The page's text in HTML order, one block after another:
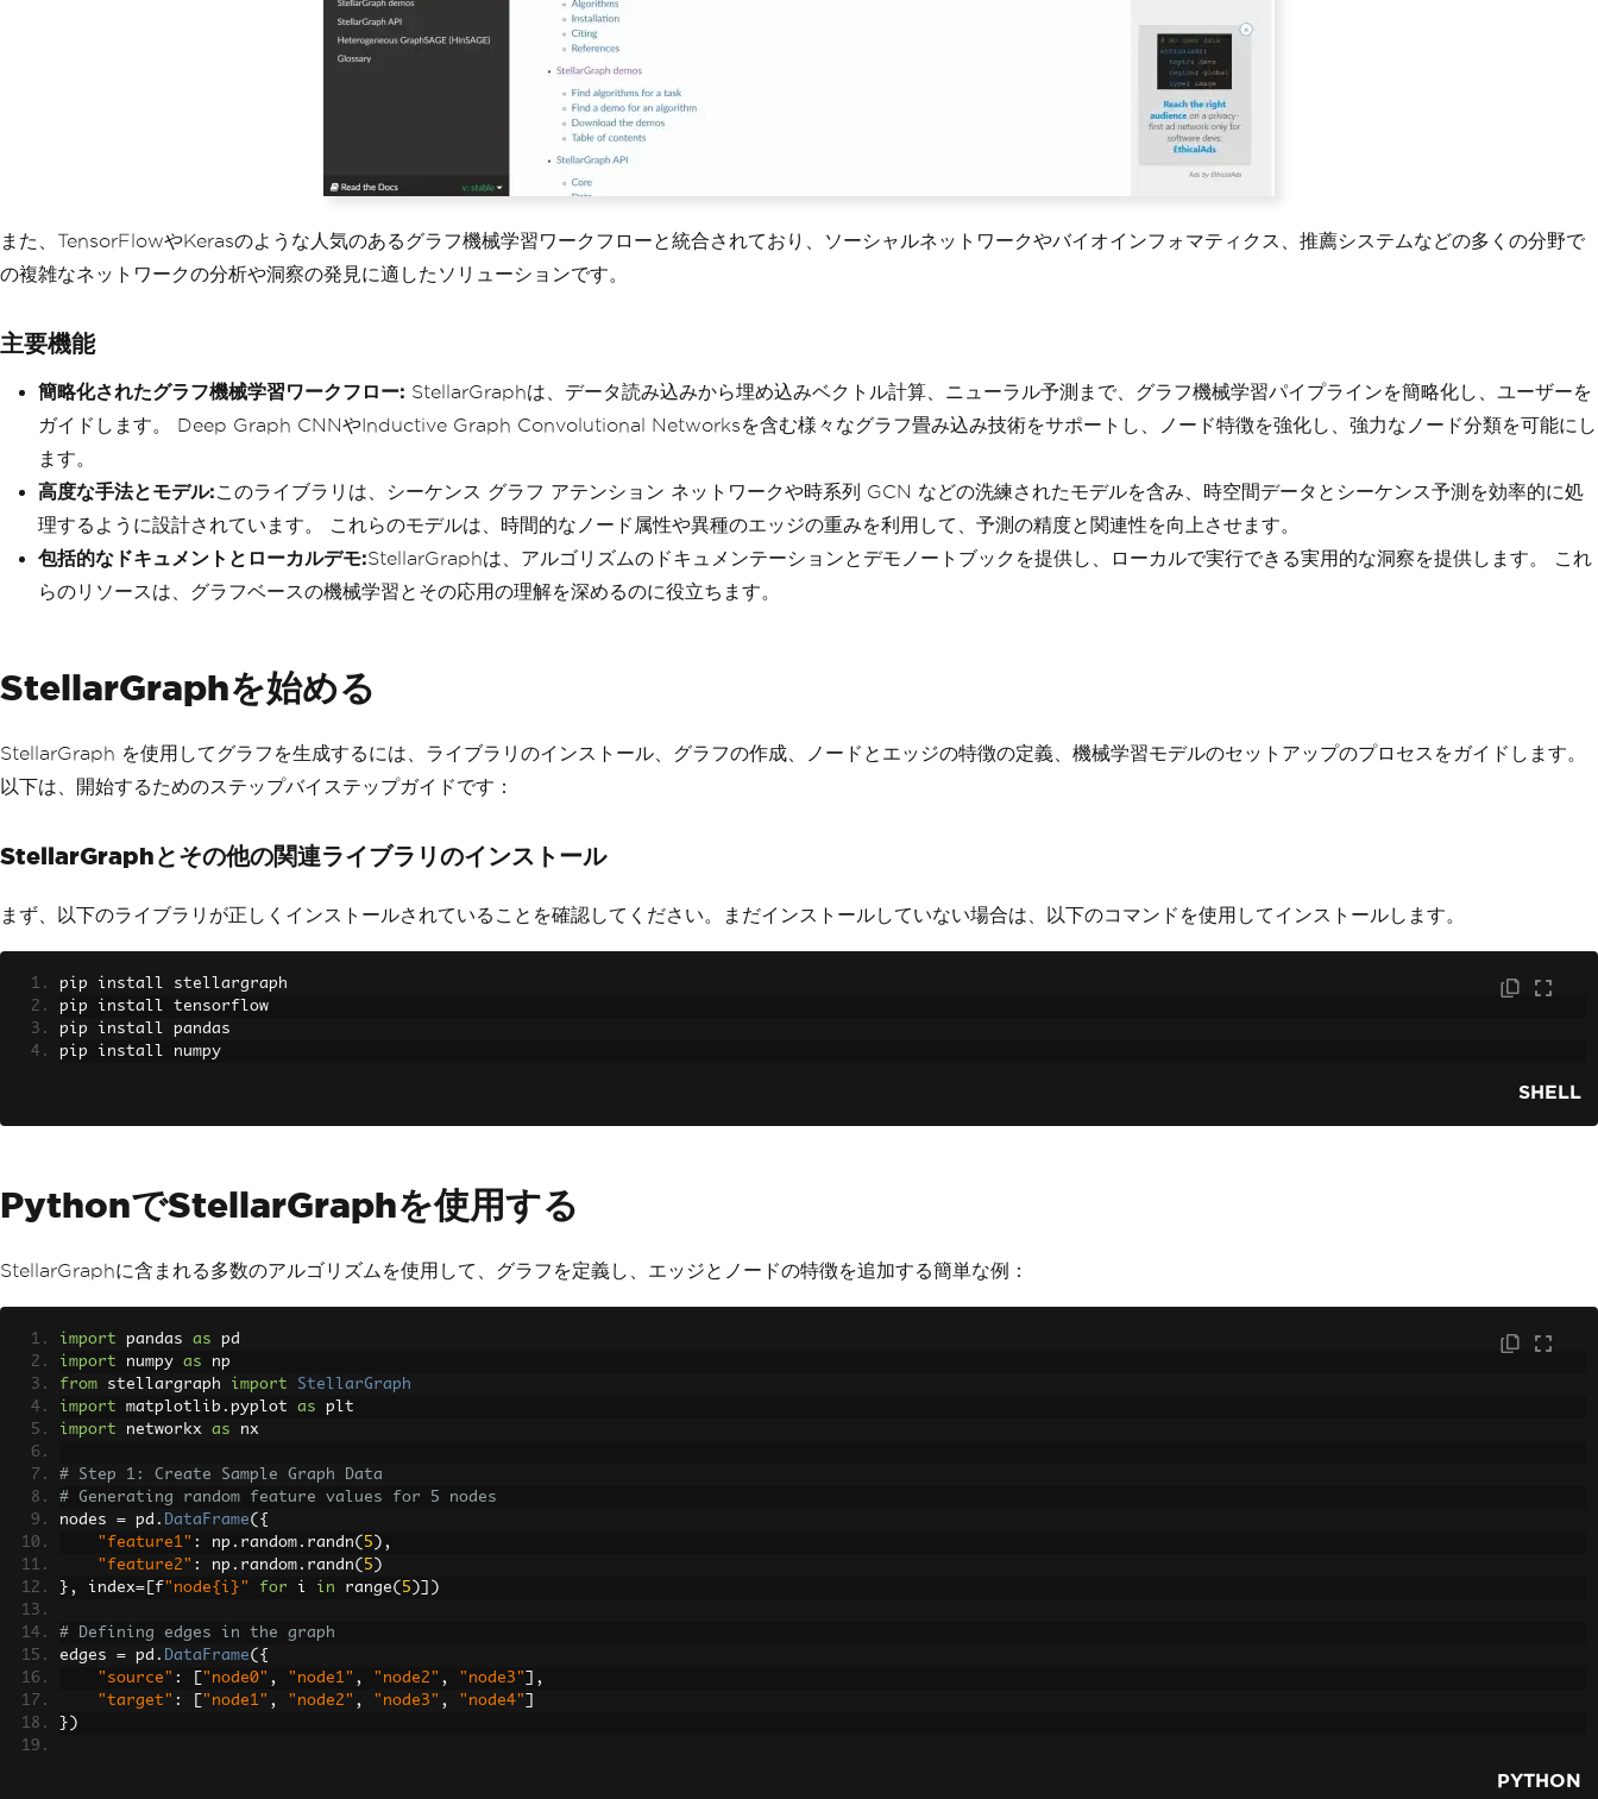
また、TensorFlowやKerasのような人気のあるグラフ機械学習ワークフローと統合されており、ソーシャルネットワークやバイオインフォマティクス、推薦システムなどの多くの分野で
の複雑なネットワークの分析や洞察の発見に適したソリューションです。
主要機能
簡略化されたグラフ機械学習ワークフロー: StellarGraphは、データ読み込みから埋め込みベクトル計算、ニューラル予測まで、グラフ機械学習パイプラインを簡略化し、ユーザーを
ガイドします。 Deep Graph CNNやInductive Graph Convolutional Networksを含む様々なグラフ畳み込み技術をサポートし、ノード特徴を強化し、強力なノード分類を可能にし
ます。
高度な手法とモデル:このライブラリは、シーケンス グラフ アテンション ネットワークや時系列 GCN などの洗練されたモデルを含み、時空間データとシーケンス予測を効率的に処
理するように設計されています。 これらのモデルは、時間的なノード属性や異種のエッジの重みを利用して、予測の精度と関連性を向上させます。
包括的なドキュメントとローカルデモ:StellarGraphは、アルゴリズムのドキュメンテーションとデモノートブックを提供し、ローカルで実行できる実用的な洞察を提供します。 これ
らのリソースは、グラフベースの機械学習とその応用の理解を深めるのに役立ちます。
StellarGraphを始める
StellarGraph を使用してグラフを生成するには、ライブラリのインストール、グラフの作成、ノードとエッジの特徴の定義、機械学習モデルのセットアップのプロセスをガイドします。
以下は、開始するためのステップバイステップガイドです：
StellarGraphとその他の関連ライブラリのインストール
まず、以下のライブラリが正しくインストールされていることを確認してください。まだインストールしていない場合は、以下のコマンドを使用してインストールします。
pip install stellargraph
pip install tensorflow
pip install pandas
pip install numpy
SHELL
PythonでStellarGraphを使用する
StellarGraphに含まれる多数のアルゴリズムを使用して、グラフを定義し、エッジとノードの特徴を追加する簡単な例：
import pandas as pd
import numpy as np
from stellargraph import
StellarGraph
import matplotlib . pyplot as plt
import networkx as nx
# Step 1: Create Sample Graph Data
# Generating random feature values for 5 nodes
nodes = pd . DataFrame({
"feature1" : np . random . randn( 5 ),
"feature2" : np . random . randn( 5 )
},
index=[ f "node{i}" for i in range( 5 )])
# Defining edges in the graph
edges = pd . DataFrame({
"source" : "node0" , "node1" , "node2" , "node3"
],
"target" : "node1" , "node2" , "node3" , "node4"
})
PYTHON